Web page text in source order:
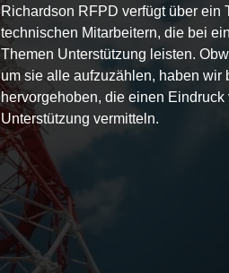
Richardson RFPD verfügt über ein
technischen Mitarbeitern, die bei
Themen Unterstützung leisten.
um sie alle aufzuzählen, haben wir
hervorgehoben, die einen Eindruck
Unterstützung vermitteln.